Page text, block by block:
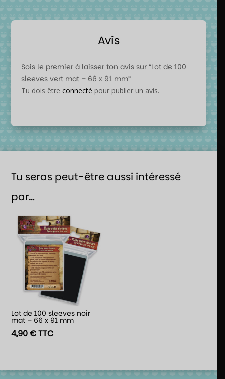
Avis
Sois le premier à laisser ton avis sur “Lot de 100
sleeves vert mat – 66 x 91 mm”
Tu dois être connecté pour publier un avis.
Tu seras peut-être aussi intéressé
par…
Lot de 100 sleeves noir
mat – 66 x 91 mm
4,90€TTC